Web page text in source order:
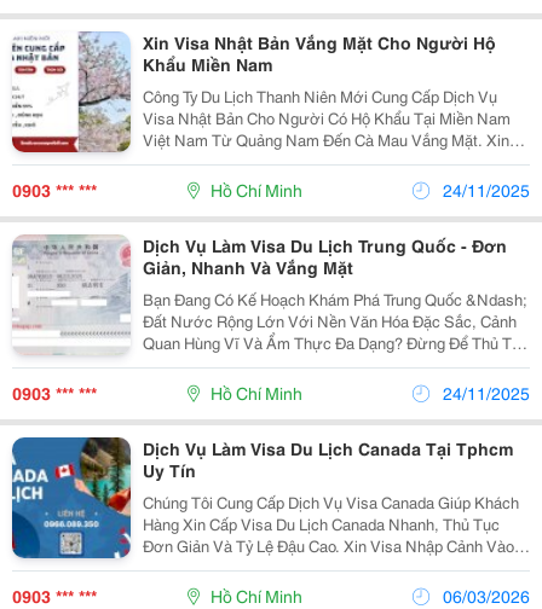
Xin Visa Nhật Bản Vắng Mặt Cho Người Hộ
Khẩu Miền Nam
Công Ty Du Lịch Thanh Niên Mới Cung Cấp Dịch Vụ
Visa Nhật Bản Cho Người Có Hộ Khẩu Tại Miền Nam
Việt Nam Từ Quảng Nam Đến Cà Mau Vắng Mặt. Xin
Visa Nhật Bản Vắng Mặt Cho Người Hộ Khẩu Tại Miền
Nam Nhanh, Thủ Tục Đơn Giản Và Trọn Gói. Bạn
Đang...
0903 *** *** Hồ Chí Minh 24/11/2025
Dịch Vụ Làm Visa Du Lịch Trung Quốc - Đơn
Giản, Nhanh Và Vắng Mặt
Bạn Đang Có Kế Hoạch Khám Phá Trung Quốc &Ndash;
Đất Nước Rộng Lớn Với Nền Văn Hóa Đặc Sắc, Cảnh
Quan Hùng Vĩ Và Ẩm Thực Đa Dạng? Đừng Để Thủ Tục
Xin Visa Làm Bạn Ngần Ngại. Chúng Tôi Cung Cấp Dịch
Vụ Làm Visa Du Lịch Trung Quốc , Dịch Vụ Visa Trung...
0903 *** *** Hồ Chí Minh 24/11/2025
Dịch Vụ Làm Visa Du Lịch Canada Tại Tphcm
Uy Tín
Chúng Tôi Cung Cấp Dịch Vụ Visa Canada Giúp Khách
Hàng Xin Cấp Visa Du Lịch Canada Nhanh, Thủ Tục
Đơn Giản Và Tỷ Lệ Đậu Cao. Xin Visa Nhập Cảnh Vào
Canada Để Đi Du Lịch, Tham Quan Các Địa Điểm Du
Lịch Tại Canada. Bạn Đang Có Kế Hoạch Du Lịch...
0903 *** *** Hồ Chí Minh 06/03/2026